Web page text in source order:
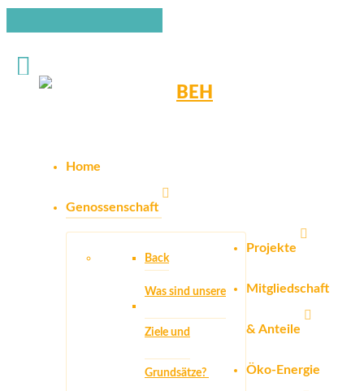
Home
Genossenschaft
Back
Was sind unsere
Ziele und
Grundsätze?
Projekte
Mitgliedschaft
& Anteile
Öko-Energie